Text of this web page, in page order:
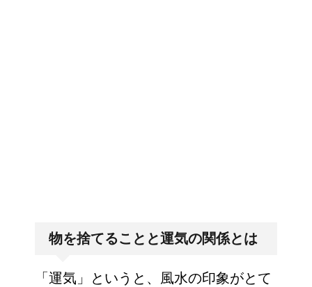
物を捨てることと運気の関係とは
「運気」というと、風水の印象がとて